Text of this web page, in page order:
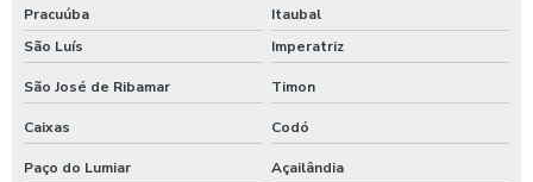
Pracuúba
Itaubal
São Luís
Imperatriz
São José de Ribamar Timon
Caixas Codó
Paço do Lumiar Açailândia